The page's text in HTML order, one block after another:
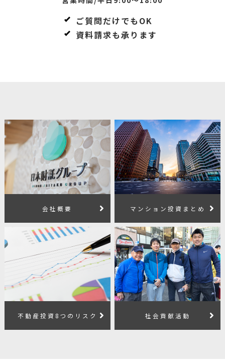
ご質問だけでもOK
資料請求も承ります
会社概要 マンション投資まとめ
不動産投資8つのリスク 社会貢献活動